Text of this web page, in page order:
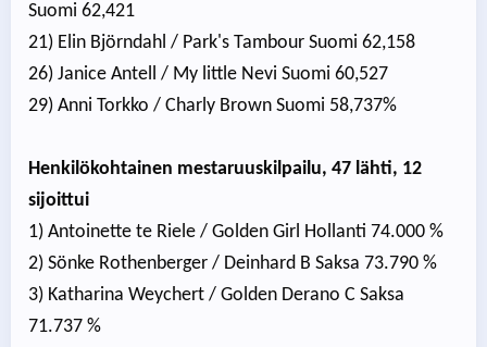
Suomi 62,421
21) Elin Björndahl / Park's Tambour Suomi 62,158
26) Janice Antell / My little Nevi Suomi 60,527
29) Anni Torkko / Charly Brown Suomi 58,737%
Henkilökohtainen mestaruuskilpailu, 47 lähti, 12
sijoittui
1) Antoinette te Riele / Golden Girl Hollanti 74.000 %
2) Sönke Rothenberger / Deinhard B Saksa 73.790 %
3) Katharina Weychert / Golden Derano C Saksa
71.737 %